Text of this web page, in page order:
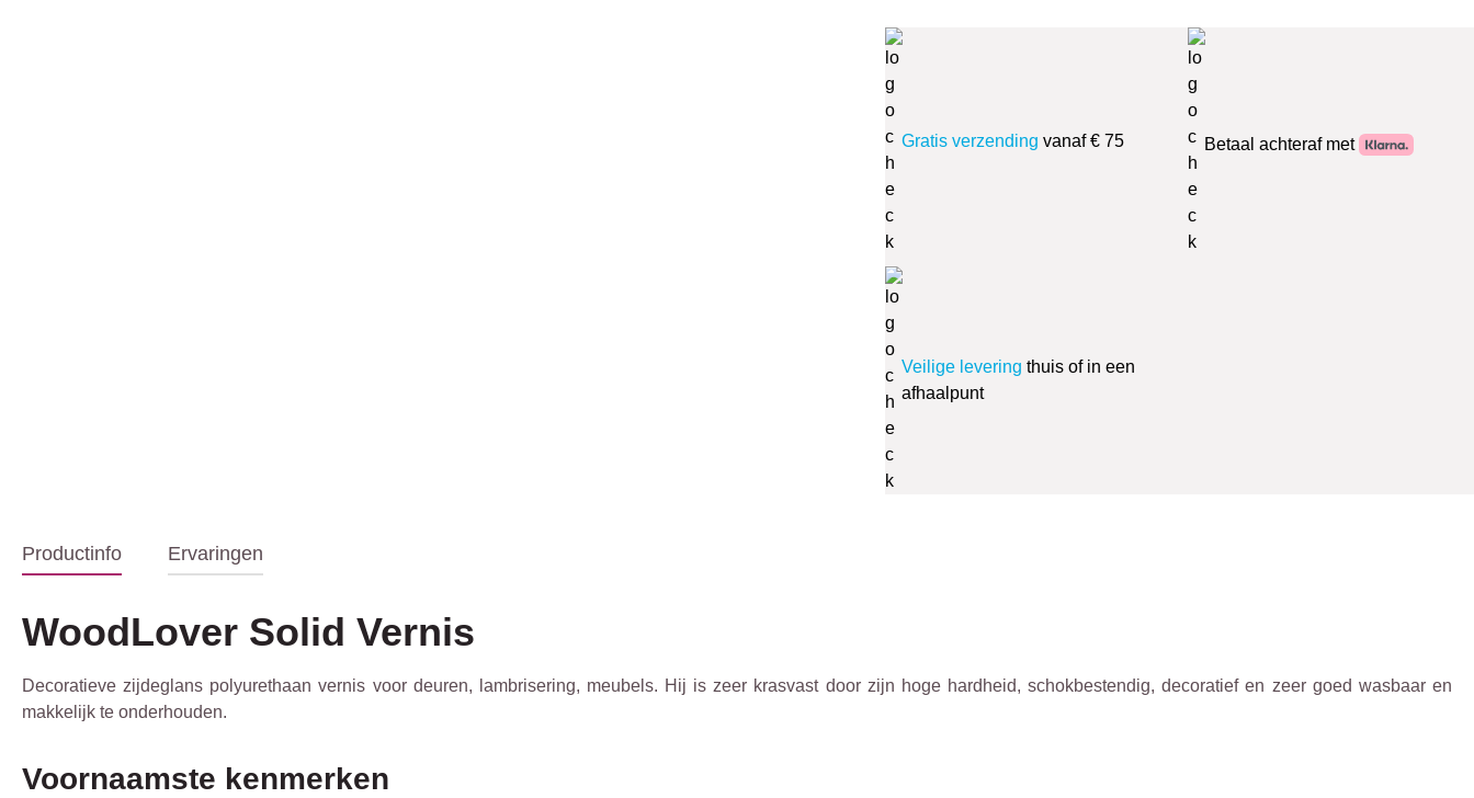
Gratis verzending vanaf € 75 Betaal achteraf met
Veilige levering thuis of in een
afhaalpunt
Productinfo Ervaringen
WoodLover Solid Vernis
Decoratieve zijdeglans polyurethaan vernis voor deuren, lambrisering, meubels. Hij is zeer krasvast door zijn hoge hardheid, schokbestendig, decoratief en zeer goed wasbaar en
makkelijk te onderhouden.
Voornaamste kenmerken